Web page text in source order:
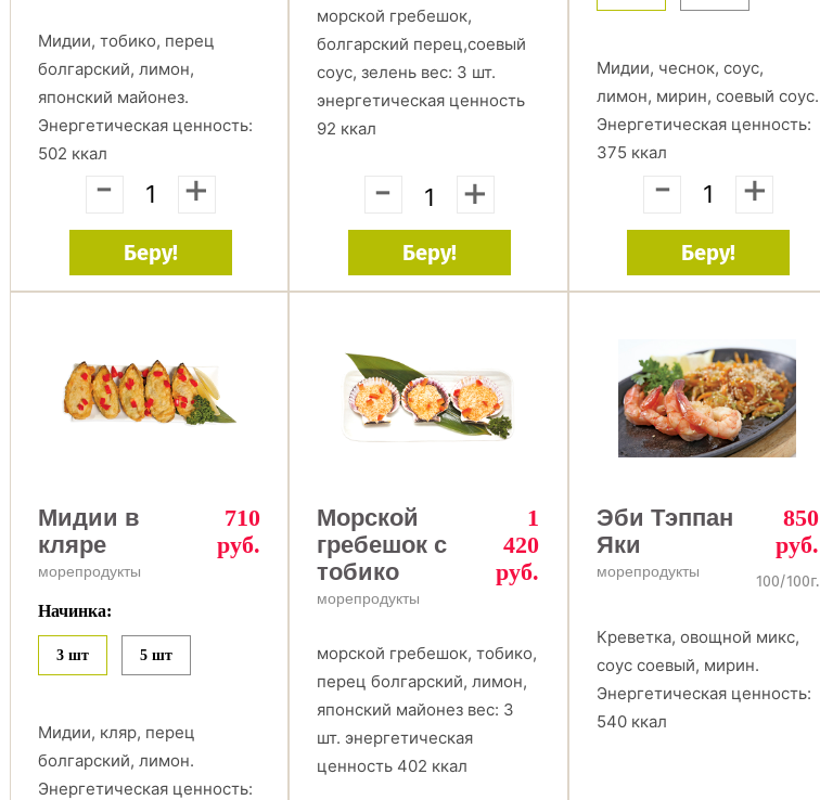
Мидии, тобико, перец
болгарский, лимон,
японский майонез.
Энергетическая ценность:
502 ккал
- +
Беру!
морской гребешок,
болгарский перец,соевый
соус, зелень вес: 3 шт.
энергетическая ценность
92 ккал
- +
Беру!
Мидии, чеснок, соус,
лимон, мирин, соевый соус.
Энергетическая ценность:
375 ккал
- +
Беру!
Мидии в
кляре
морепродукты
710
руб.
Начинка:
3 шт 5 шт
Мидии, кляр, перец
болгарский, лимон.
Энергетическая ценность:
Морской
гребешок c
тобико
морепродукты
1
420
руб.
морской гребешок, тобико,
перец болгарский, лимон,
японский майонез вес: 3
шт. энергетическая
ценность 402 ккал
Эби Тэппан
Яки
морепродукты
850
руб.
100/100г.
Креветка, овощной микс,
соус соевый, мирин.
Энергетическая ценность:
540 ккал